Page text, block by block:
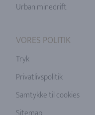
Urban minedrift
VORES POLITIK
Tryk
Privatlivspolitik
Samtykke til cookies